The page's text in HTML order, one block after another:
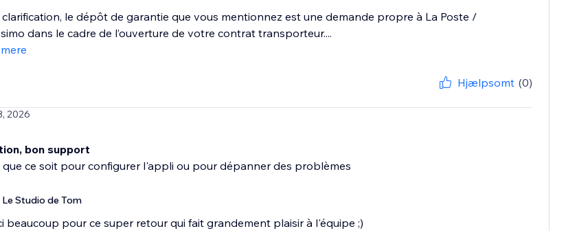
clarification, le dépôt de garantie que vous mentionnez est une demande propre à La Poste /
dans le cadre de l’ouverture de votre contrat transporteur....
Hjælpsomt (0)
2026
bon support
ce soit pour configurer l'appli ou pour dépanner des problèmes
Studio de Tom
beaucoup pour ce super retour qui fait grandement plaisir à l'équipe ;)